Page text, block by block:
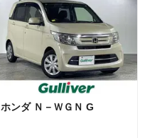
ホンダ Ｎ－ＷＧＮ G